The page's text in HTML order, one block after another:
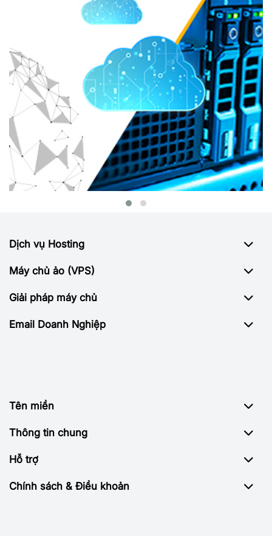
Dịch vụ Hosting
Máy chủ ảo (VPS)
Giải pháp máy chủ
Email Doanh Nghiệp
Tên miền
Thông tin chung
Hỗ trợ
Chính sách & Điều khoản